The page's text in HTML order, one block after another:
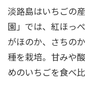
淡路島はいちごの
園」では、紅ほっ
がほのか、さちの
種を栽培。甘みや
めのいちごを食べ